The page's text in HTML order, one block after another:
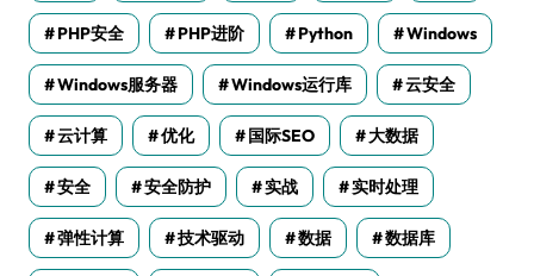
PHP安全 PHP进阶 Python Windows
Windows服务器 Windows运行库 云安全
云计算 优化 国际SEO 大数据
安全 安全防护 实战 实时处理
弹性计算 技术驱动 数据 数据库